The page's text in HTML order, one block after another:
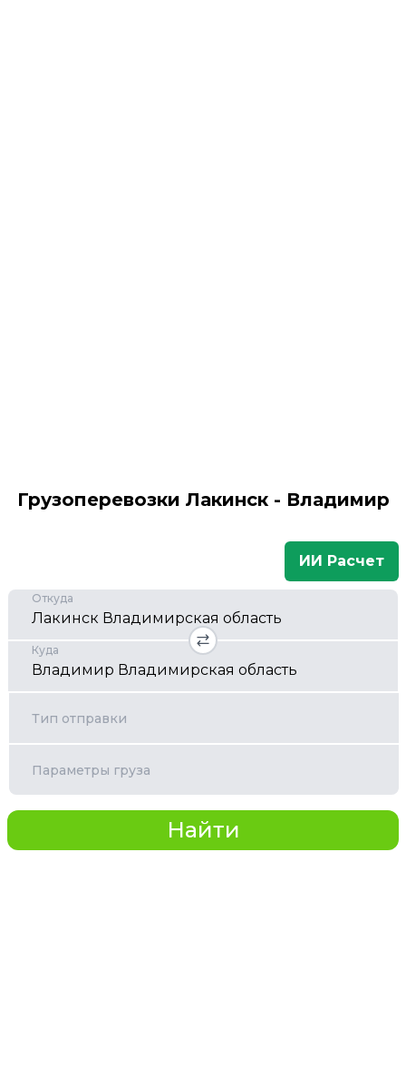
Грузоперевозки Лакинск - Владимир
ИИ Расчет
Откуда
Куда
Тип отправки
Параметры груза
Найти